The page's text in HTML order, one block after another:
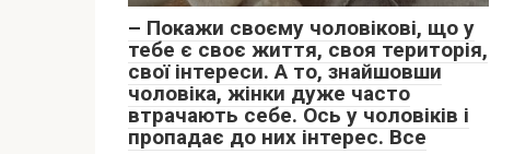
– Покажи своєму чоловікові, що у
тебе є своє життя, своя територія,
свої інтереси. А то, знайшовши
чоловіка, жінки дуже часто
втрачають себе. Ось у чоловіків і
пропадає до них інтерес. Все